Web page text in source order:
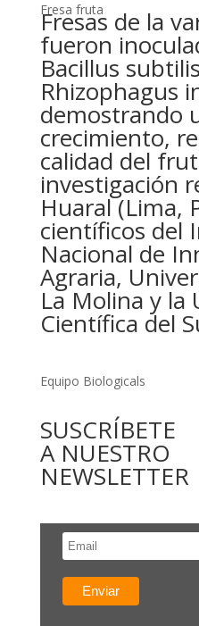
Fresa fruta
Fresas de la
fueron
Bacillus
Rhizophagus
demostrando
crecimiento,
calidad del
investigación
Huaral (Lima,
científicos del
Nacional de
Agraria,
La Molina y la
Científica del
Equipo Biologicals
SUSCRÍBETE
A NUESTRO
NEWSLETTER